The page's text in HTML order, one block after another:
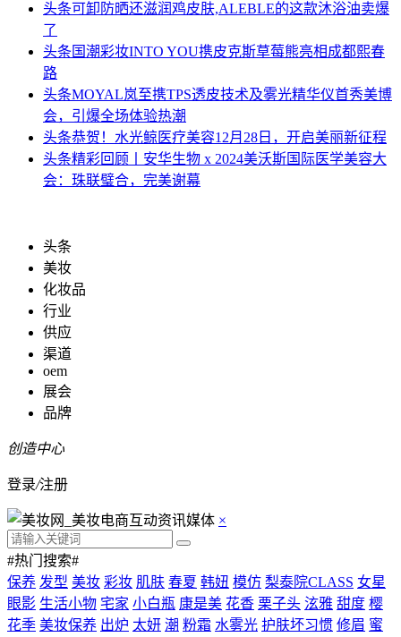
头条可卸防晒还滋润鸡皮肤,ALEBLE的这款沐浴油卖爆
了
头条 国潮彩妆INTO YOU携皮克斯草莓熊亮相成都熙春
路
头条MOYAL岚至携TPS透皮技术及雾光精华仪首秀美博
会，引爆全场体验热潮
头条恭贺！水光鲸医疗美容12月28日，开启美丽新征程
头条精彩回顾丨安华生物 x 2024美沃斯国际医学美容大
会：珠联璧合，完美谢幕
头条
美妆
化妆品
行业
供应
渠道
oem
展会
品牌
创造中心
登录/注册
×
#热门搜索#
保养 发型 美妆 彩妆 肌肤 春夏 韩妞 模仿 梨泰院CLASS 女星
眼影 生活小物 宅家 小白瓶 康是美 花香 栗子头 泫雅 甜度 樱
花季 美妆保养 出炉 太妍 潮 粉霜 水雾光 护肤坏习惯 修眉 蜜